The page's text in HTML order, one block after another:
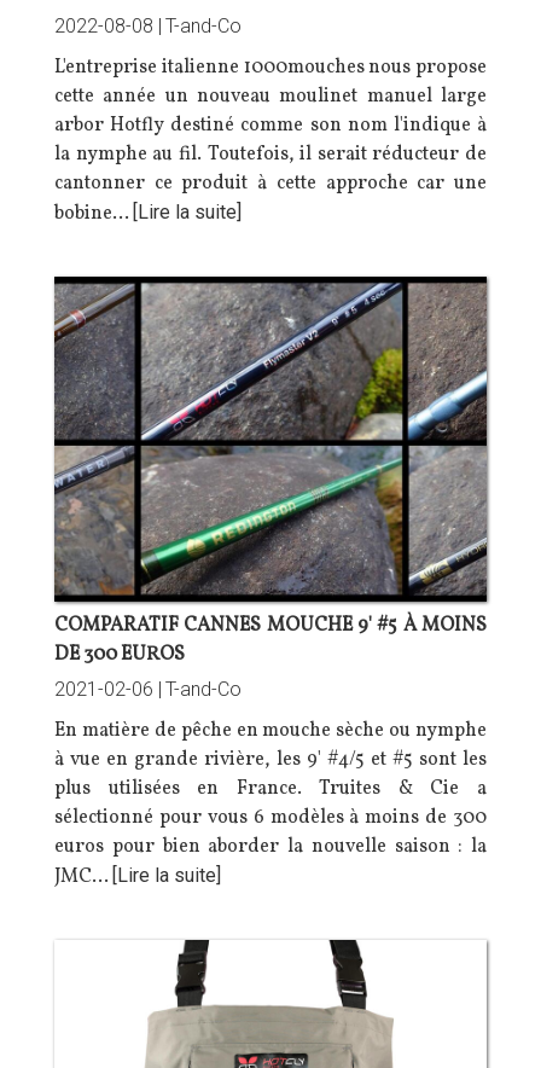
2022-08-08 | T-and-Co
L'entreprise italienne 1000mouches nous propose
cette année un nouveau moulinet manuel large
arbor Hotfly destiné comme son nom l'indique à
la nymphe au fil. Toutefois, il serait réducteur de
cantonner ce produit à cette approche car une
bobine… [Lire la suite]
COMPARATIF CANNES MOUCHE 9' #5 À MOINS
DE 300 EUROS
2021-02-06 | T-and-Co
En matière de pêche en mouche sèche ou nymphe
à vue en grande rivière, les 9' #4/5 et #5 sont les
plus utilisées en France. Truites & Cie a
sélectionné pour vous 6 modèles à moins de 300
euros pour bien aborder la nouvelle saison : la
JMC… [Lire la suite]